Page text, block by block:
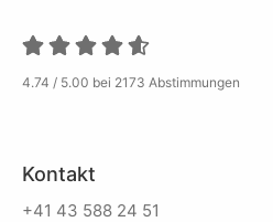
4.74 / 5.00 bei 2173 Abstimmungen
Kontakt
+41 43 588 24 51